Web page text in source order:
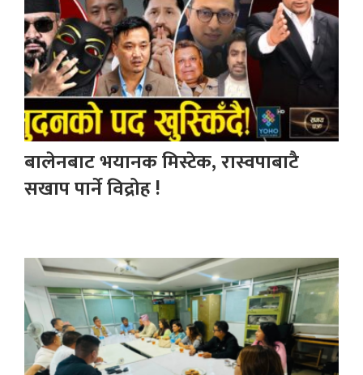
बालेनबाट भयानक मिस्टेक, रास्वपाबाटै
सखाप पार्ने विद्रोह !